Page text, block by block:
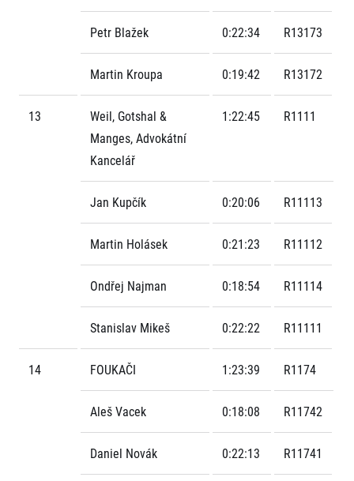
Petr Blažek 0:22:34 R13173
Martin Kroupa 0:19:42 R13172
13
Weil, Gotshal &
Manges, Advokátní
Kancelář
1:22:45 R1111
Jan Kupčík 0:20:06 R11113
Martin Holásek 0:21:23 R11112
Ondřej Najman 0:18:54 R11114
Stanislav Mikeš 0:22:22 R11111
14 FOUKAČI 1:23:39 R1174
Aleš Vacek 0:18:08 R11742
Daniel Novák 0:22:13 R11741